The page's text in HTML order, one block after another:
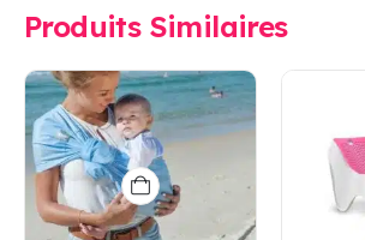
Produits Similaires